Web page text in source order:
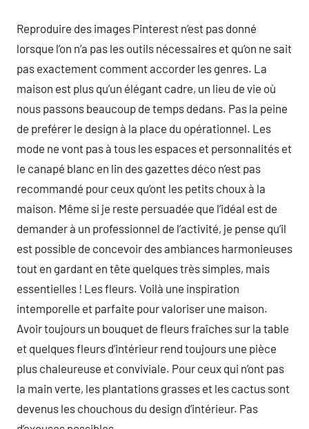
Reproduire des images Pinterest n’est pas donné
lorsque l’on n’a pas les outils nécessaires et qu’on ne sait
pas exactement comment accorder les genres. La
maison est plus qu’un élégant cadre, un lieu de vie où
nous passons beaucoup de temps dedans. Pas la peine
de preférer le design à la place du opérationnel. Les
mode ne vont pas à tous les espaces et personnalités et
le canapé blanc en lin des gazettes déco n’est pas
recommandé pour ceux qu’ont les petits choux à la
maison. Même si je reste persuadée que l’idéal est de
demander à un professionnel de l’activité, je pense qu’il
est possible de concevoir des ambiances harmonieuses
tout en gardant en tête quelques très simples, mais
essentielles ! Les fleurs. Voilà une inspiration
intemporelle et parfaite pour valoriser une maison.
Avoir toujours un bouquet de fleurs fraîches sur la table
et quelques fleurs d’intérieur rend toujours une pièce
plus chaleureuse et conviviale. Pour ceux qui n’ont pas
la main verte, les plantations grasses et les cactus sont
devenus les chouchous du design d’intérieur. Pas